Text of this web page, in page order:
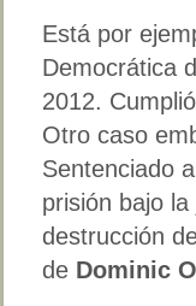
Está por
Democrática
2012.
Otro caso
Sentenciado
prisión bajo
destrucción
de Dominic